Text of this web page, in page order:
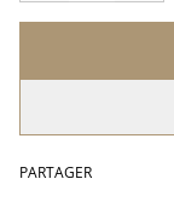
PARTAGER